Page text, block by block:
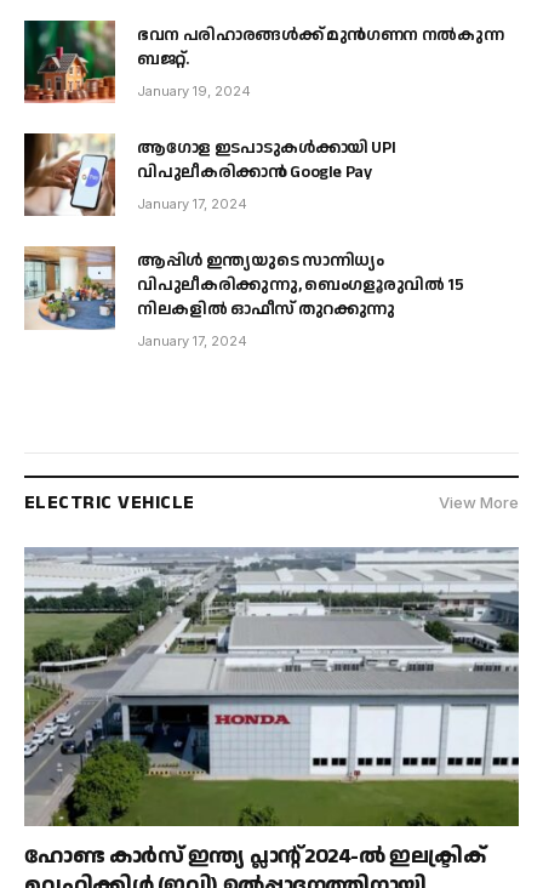
ഭവന പരിഹാരങ്ങൾക്ക് മുൻഗണന നൽകുന്ന
ബജറ്റ്.
January 19, 2024
ആഗോള ഇടപാടുകൾക്കായി UPI
വിപുലീകരിക്കാൻ Google Pay
January 17, 2024
ആപ്പിൾ ഇന്ത്യയുടെ സാന്നിധ്യം
വിപുലീകരിക്കുന്നു, ബെംഗളൂരുവിൽ 15
നിലകളിൽ ഓഫീസ് തുറക്കുന്നു
January 17, 2024
ELECTRIC VEHICLE View More
ഹോണ്ട കാർസ് ഇന്ത്യ പ്ലാന്റ് 2024-ൽ ഇലക്ട്രിക്